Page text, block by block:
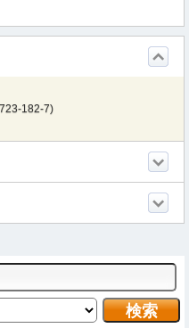
182-7)